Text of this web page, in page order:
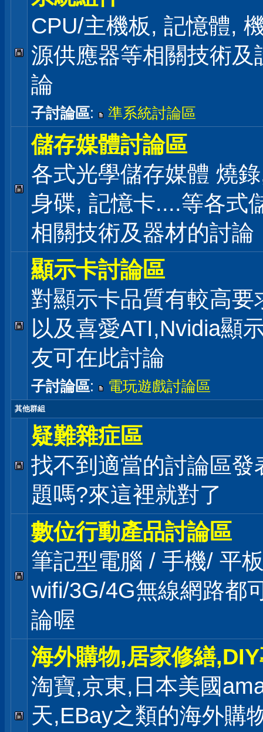
CPU/主機板, 記憶體,
源供應器等相關技術及
論
子討論區: 準系統討論區
儲存媒體討論區
各式光學儲存媒體 燒
身碟, 記憶卡....等各式
相關技術及器材的討論
顯示卡討論區
對顯示卡品質有較高要
以及喜愛ATI,Nvidia顯
友可在此討論
子討論區: 電玩遊戲討論區
其他群組
疑難雜症區
找不到適當的討論區發
題嗎?來這裡就對了
數位行動產品討論區
筆記型電腦 / 手機/ 平
wifi/3G/4G無線網路都
論喔
海外購物,居家修繕
淘寶,京東,日本美國
天,EBay之類的海外購